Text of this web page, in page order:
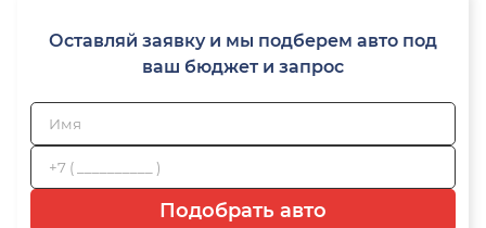
Оставляй заявку и мы подберем авто под
ваш бюджет и запрос
Подобрать авто